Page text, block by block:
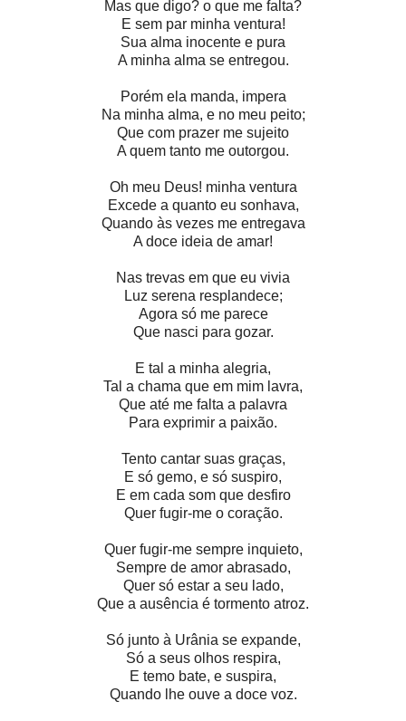
Mas que digo? o que me falta?
E sem par minha ventura!
Sua alma inocente e pura
A minha alma se entregou.
Porém ela manda, impera
Na minha alma, e no meu peito;
Que com prazer me sujeito
A quem tanto me outorgou.
Oh meu Deus! minha ventura
Excede a quanto eu sonhava,
Quando às vezes me entregava
A doce ideia de amar!
Nas trevas em que eu vivia
Luz serena resplandece;
Agora só me parece
Que nasci para gozar.
E tal a minha alegria,
Tal a chama que em mim lavra,
Que até me falta a palavra
Para exprimir a paixão.
Tento cantar suas graças,
E só gemo, e só suspiro,
E em cada som que desfiro
Quer fugir-me o coração.
Quer fugir-me sempre inquieto,
Sempre de amor abrasado,
Quer só estar a seu lado,
Que a ausência é tormento atroz.
Só junto à Urânia se expande,
Só a seus olhos respira,
E temo bate, e suspira,
Quando lhe ouve a doce voz.